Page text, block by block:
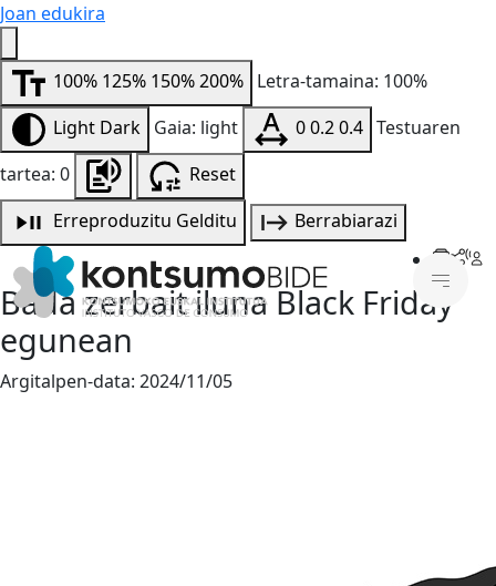
Joan edukira
100% 125% 150%200% Letra-tamaina: 100%
Light Dark Gaia: light 00.20.4 Testuaren
tartea: 0
Reset
Erreproduzitu Gelditu Berrabiarazi
Bada zerbait iluna Black Friday
egunean
Argitalpen-data: 2024/11/05